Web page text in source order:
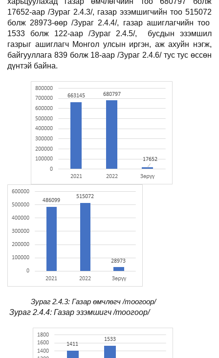
17652-аар /Зураг 2.4.3/, газар эзэмшигчийн тоо 515072
болж 28973-өөр /Зураг 2.4.4/, газар ашиглагчийн тоо
1533 болж 122-аар /Зураг 2.4.5/,
бусдын эзэмшил
газрыг ашиглагч Монгол улсын иргэн, аж ахуйн нэгж,
байгууллага 839 болж 18-аар /Зураг 2.4.6/ тус тус өссөн
дүнтэй байна.
Зураг 2.4.3: Газар өмчлөгч /тоогоор/
Зураг 2.4.4: Газар эзэмшигч /тоогоор/